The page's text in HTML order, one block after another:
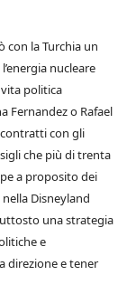
con la Turchia un
nucleare
vita politica
Fernandez o Rafael
con gli
che più di trenta
a proposito dei
Disneyland
una strategia
e
direzione e tener